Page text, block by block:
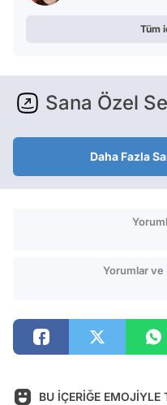
Tüm
Sana Özel
Daha Fazla
Yorumlar ve
BU İÇERİĞE EMOJİYLE